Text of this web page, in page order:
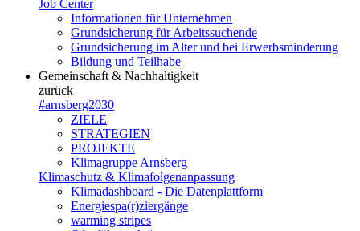
Job Center
Informationen für Unternehmen
Grundsicherung für Arbeitssuchende
Grundsicherung im Alter und bei Erwerbsminderung
Bildung und Teilhabe
Gemeinschaft & Nachhaltigkeit
zurück
#arnsberg2030
ZIELE
STRATEGIEN
PROJEKTE
Klimagruppe Arnsberg
Klimaschutz & Klimafolgenanpassung
Klimadashboard - Die Datenplattform
Energiespa(r)ziergänge
warming stripes